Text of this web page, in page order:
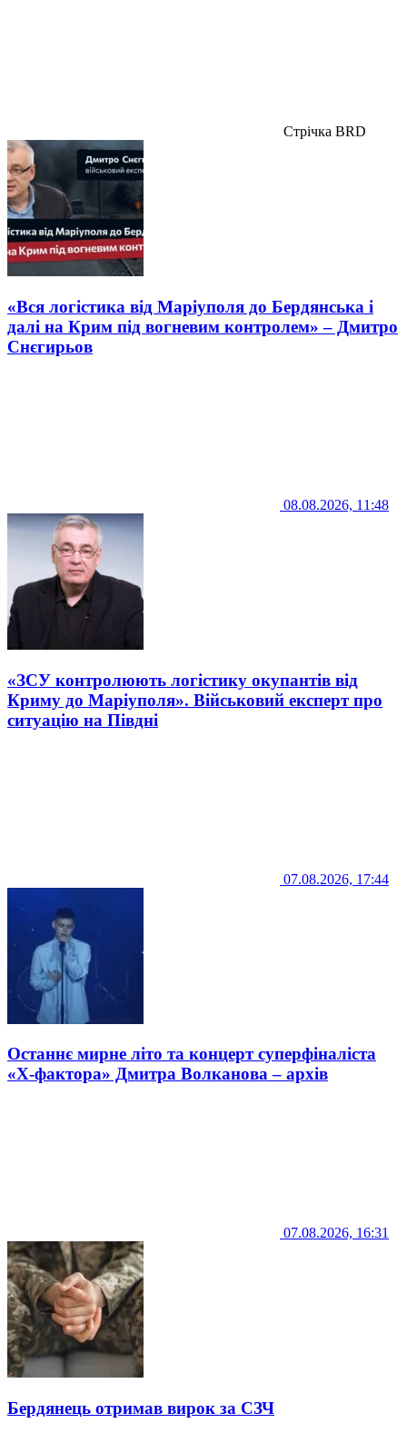
Стрічка BRD
«Вся логістика від Маріуполя до Бердянська і
далі на Крим під вогневим контролем» – Дмитро
Снєгирьов
08.08.2026, 11:48
«ЗСУ контролюють логістику окупантів від
Криму до Маріуполя». Військовий експерт про
ситуацію на Півдні
07.08.2026, 17:44
Останнє мирне літо та концерт суперфіналіста
«Х-фактора» Дмитра Волканова – архів
07.08.2026, 16:31
Бердянець отримав вирок за СЗЧ